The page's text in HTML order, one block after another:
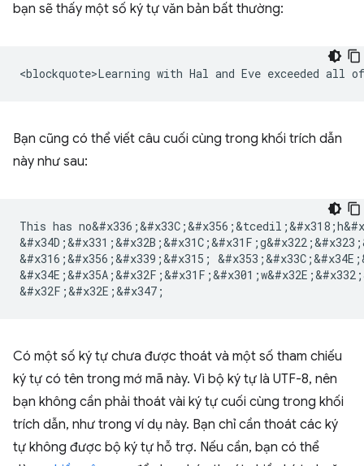
bạn sẽ thấy một số ký tự văn bản bất thường:
Bạn cũng có thể viết câu cuối cùng trong khối trích dẫn
này như sau:
This has
&#x316;&#x356;&#x339;&#x315;
Có một số ký tự chưa được thoát và một số tham chiếu
ký tự có tên trong mớ mã này. Vì bộ ký tự là UTF-8, nên
bạn không cần phải thoát vài ký tự cuối cùng trong khối
trích dẫn, như trong ví dụ này. Bạn chỉ cần thoát các ký
tự không được bộ ký tự hỗ trợ. Nếu cần, bạn có thể